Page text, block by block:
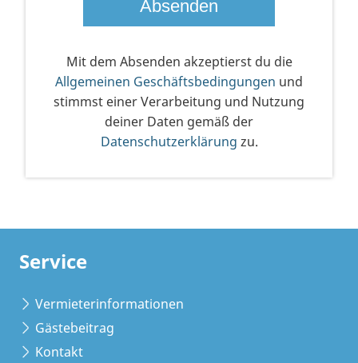
Mit dem Absenden akzeptierst du die
Allgemeinen Geschäftsbedingungen und
stimmst einer Verarbeitung und Nutzung
deiner Daten gemäß der
Datenschutzerklärung zu.
Service
Vermieterinformationen
Gästebeitrag
Kontakt